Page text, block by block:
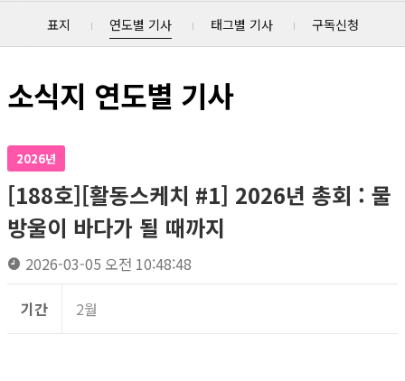
표지 연도별 기사 태그별 기사 구독신청
소식지 연도별 기사
2026년
[188호][활동스케치 #1] 2026년 총회 : 물
방울이 바다가 될 때까지
2026-03-05 오전 10:48:48
기간 2월